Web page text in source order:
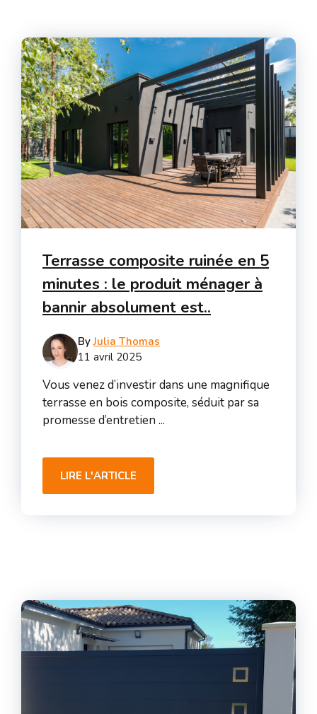
Terrasse composite ruinée en 5
minutes : le produit ménager à
bannir absolument est..
ByJulia Thomas
11 avril 2025
Vous venez d’investir dans une magnifique
terrasse en bois composite, séduit par sa
promesse d’entretien ...
LIRE L'ARTICLE